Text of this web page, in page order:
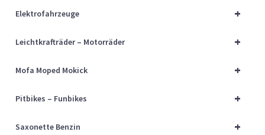
+
Elektrofahrzeuge
+
Leichtkrafträder – Motorräder
+
Mofa Moped Mokick
+
Pitbikes – Funbikes
+
Saxonette Benzin